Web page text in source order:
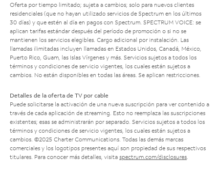
Oferta por tiempo limitado; sujeta a cambios; solo para nuevos clientes
residenciales (que no hayan utilizado servicios de Spectrum en los últimos
30 días) y que estén al día en pagos con Spectrum. SPECTRUM VOICE: se
aplican tarifas estándar después del período de promoción o si no se
mantienen los servicios elegibles. Cargo adicional por instalación. Las
llamadas ilimitadas incluyen llamadas en Estados Unidos, Canadá, México,
Puerto Rico, Guam, las Islas Vírgenes y más. Servicios sujetos a todos los
términos y condiciones de servicio vigentes, los cuales están sujetos a
cambios. No están disponibles en todas las áreas. Se aplican restricciones.
Detalles de la oferta de TV por cable
Puede solicitarse la activación de una nueva suscripción para ver contenido a
través de cada aplicación de streaming. Esto no reemplaza las suscripciones
existentes; esas se administrarán por separado. Servicios sujetos a todos los
términos y condiciones de servicio vigentes, los cuales están sujetos a
cambios. ©2025 Charter Communications. Todas las demás marcas
comerciales y los logotipos presentes aquí son propiedad de sus respectivos
titulares. Para conocer más detalles, visita spectrum.com/disclosures